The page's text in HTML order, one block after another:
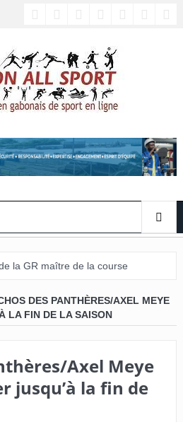
la course
DES PANTHÈRES/AXEL MEYE
LA FIN DE LA SAISON
Axel Meye
jusqu’à la fin de